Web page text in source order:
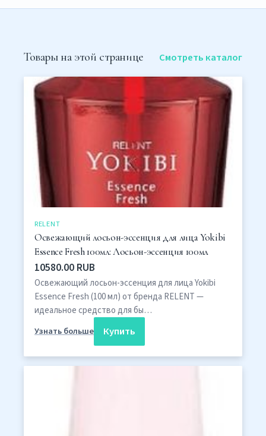
Товары на этой странице Смотреть каталог
RELENT
Освежающий лосьон-эссенция для лица Yokibi
Essence Fresh 100мл: Лосьон-эссенция 100мл
10580.00 RUB
Освежающий лосьон-эссенция для лица Yokibi
Essence Fresh (100 мл) от бренда RELENT —
идеальное средство для бы…
Узнать больше
Купить